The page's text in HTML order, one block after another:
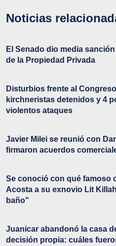
Noticias
El Senado dio media
de la Propiedad Privada
Disturbios frente al
kirchneristas detenidos y 4
violentos ataques
Javier Milei se reunió con
firmaron acuerdos
Se conoció con qué famoso
Acosta a su exnovio Lit
baño"
Juanicar abandonó la casa
decisión propia: cuáles